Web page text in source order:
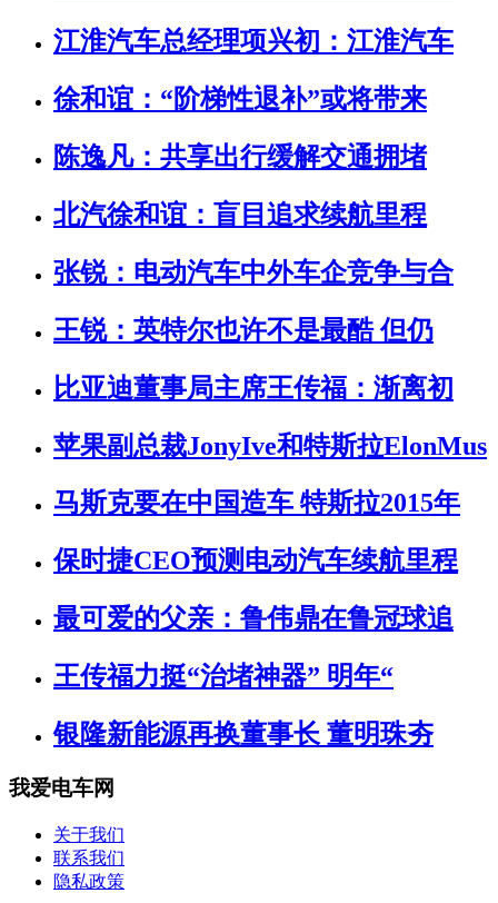
江淮汽车总经理项兴初：江淮汽车
徐和谊：“阶梯性退补”或将带来
陈逸凡：共享出行缓解交通拥堵
北汽徐和谊：盲目追求续航里程
张锐：电动汽车中外车企竞争与合
王锐：英特尔也许不是最酷 但仍
比亚迪董事局主席王传福：渐离初
苹果副总裁JonyIve和特斯拉ElonMus
马斯克要在中国造车 特斯拉2015年
保时捷CEO预测电动汽车续航里程
最可爱的父亲：鲁伟鼎在鲁冠球追
王传福力挺“治堵神器” 明年“
银隆新能源再换董事长 董明珠夯
我爱电车网
关于我们
联系我们
隐私政策